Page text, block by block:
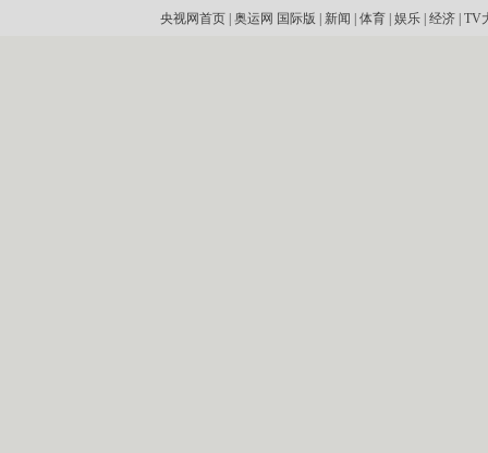
央视网首页| 奥运网 国际版 新闻 体育| 娱乐| 经济| TV